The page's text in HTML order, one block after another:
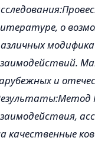
о
и
качественные